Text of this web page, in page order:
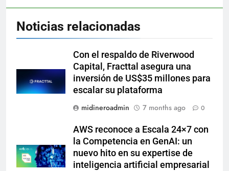
Noticias relacionadas
Con el respaldo de Riverwood
Capital, Fracttal asegura una
inversión de US$35 millones para
escalar su plataforma
midineroadmin
7 months ago 0
AWS reconoce a Escala 24×7 con
la Competencia en GenAI: un
nuevo hito en su expertise de
inteligencia artificial empresarial